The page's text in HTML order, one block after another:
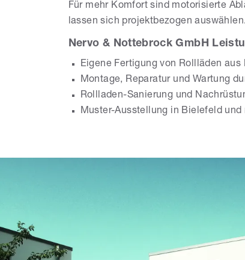
Für mehr Komfort sind motorisierte
lassen sich projektbezogen auswählen.
Nervo & Nottebrock GmbH
Eigene Fertigung von Rollläden
Montage, Reparatur und Wartung
Rollladen-Sanierung und
Muster-Ausstellung in Bielefeld